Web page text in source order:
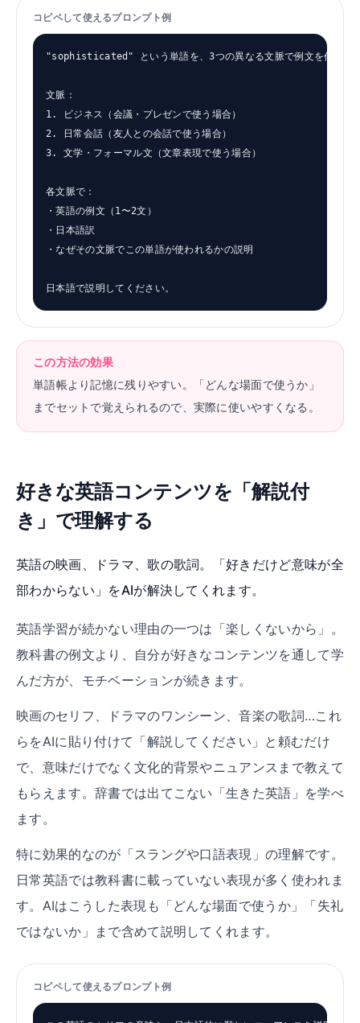
コピペして使えるプロンプト例
"sophisticated" という単語を、3つの異なる文脈で例文を作って
文脈：
1. ビジネス（会議・プレゼンで使う場合）
2. 日常会話（友人との会話で使う場合）
3. 文学・フォーマル文（文章表現で使う場合）
各文脈で：
・英語の例文（1〜2文）
・日本語訳
・なぜその文脈でこの単語が使われるかの説明
日本語で説明してください。
この方法の効果
単語帳より記憶に残りやすい。「どんな場面で使うか」
までセットで覚えられるので、実際に使いやすくなる。
好きな英語コンテンツを「解説付
き」で理解する
英語の映画、ドラマ、歌の歌詞。「好きだけど意味が全
部わからない」をAIが解決してくれます。
英語学習が続かない理由の一つは「楽しくないから」。
教科書の例文より、自分が好きなコンテンツを通して学
んだ方が、モチベーションが続きます。
映画のセリフ、ドラマのワンシーン、音楽の歌詞…これ
らをAIに貼り付けて「解説してください」と頼むだけ
で、意味だけでなく文化的背景やニュアンスまで教えて
もらえます。辞書では出てこない「生きた英語」を学べ
ます。
特に効果的なのが「スラングや口語表現」の理解です。
日常英語では教科書に載っていない表現が多く使われま
す。AIはこうした表現も「どんな場面で使うか」「失礼
ではないか」まで含めて説明してくれます。
コピペして使えるプロンプト例